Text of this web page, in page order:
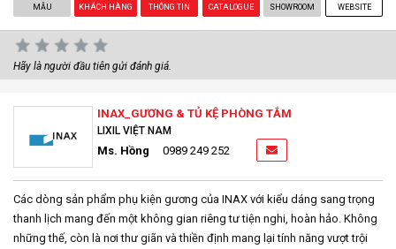
MẪU KHÁCH HÀNG THÔNG TIN CATALOGUE SHOWROOM WEBSITE
Hãy là người đầu tiên gửi đánh giá.
INAX_GƯƠNG & TỦ KỆ PHÒNG TẮM
LIXIL VIỆT NAM
Ms. Hồng 0989 249 252
Các dòng sản phẩm phụ kiện gương của INAX với kiểu dáng sang trọng
thanh lịch mang đến một không gian riêng tư tiện nghi, hoàn hảo. Không
những thế, còn là nơi thư giãn và thiền định mang lại tính năng vượt trội